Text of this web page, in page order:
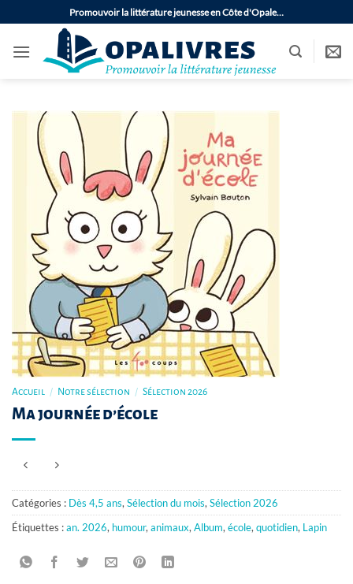
au
contenu
Promouvoir la littérature jeunesse en Côte d'Opale…
Accueil / Notre sélection / Sélection 2026
Ma journée d’école
Catégories : Dès 4,5 ans,Sélection du mois,Sélection 2026
Étiquettes :an. 2026, humour,animaux,Album,école,quotidien, Lapin